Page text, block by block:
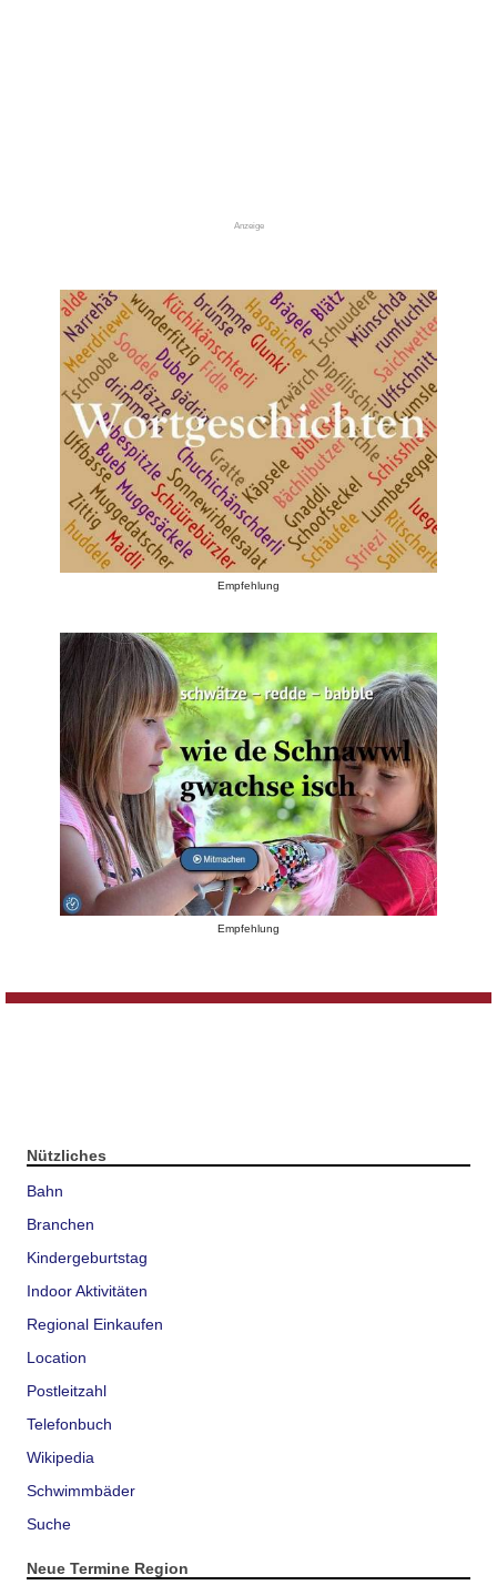
Anzeige
Empfehlung
Empfehlung
Nützliches
Bahn
Branchen
Kindergeburtstag
Indoor Aktivitäten
Regional Einkaufen
Location
Postleitzahl
Telefonbuch
Wikipedia
Schwimmbäder
Suche
Neue Termine Region